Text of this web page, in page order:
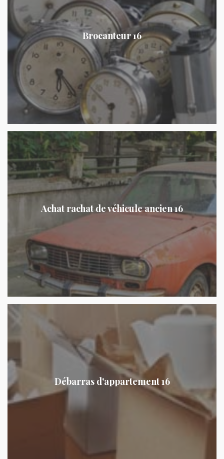
Brocanteur 16
Achat rachat de véhicule ancien 16
Débarras d'appartement 16